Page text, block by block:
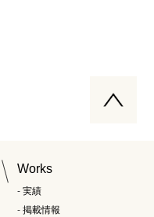
Works
実績
掲載情報